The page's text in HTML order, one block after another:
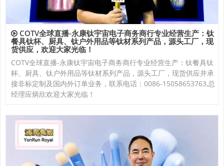
COTV全球直播-永康钛宇宙电子商务商行专业经营生产：钛
餐具钛杯、厨具、钛户外用品等钛材系列产品，源头工厂，现
货供应，欢迎大家光临！
COTV全球直播-永康钛宇宙电子商务商行专业经营生产：钛餐具钛
杯、厨具、钛户外用品等钛材系列产品，源头工厂，现货供应并承
接非标定制及国内外订单业务，联系电话：0086-15058653763,总
经理应炳欣欢迎大家光临！